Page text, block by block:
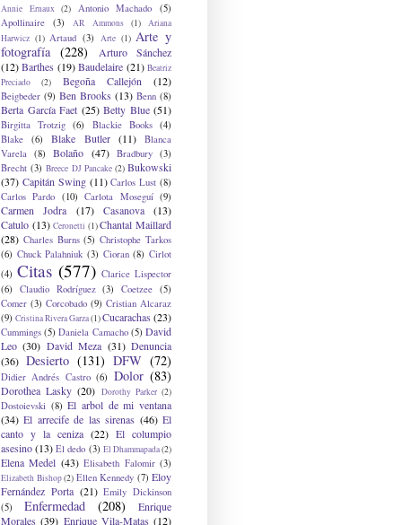
Annie Ernaux (2) Antonio Machado
(5)
Apollinaire
(3) AR Ammons (1)
Ariana
Harwicz (1) Artaud (3) Arte (1) Arte y
fotografía (228)
Arturo Sánchez
(12) Barthes (19) Baudelaire (21) Beatriz
Preciado
(2) Begoña Callejón (12)
Beigbeder (9) Ben Brooks (13) Benn (8)
Berta García Faet (25) Betty Blue (51)
Birgitta Trotzig (6) Blackie Books (4)
Blake
(6) Blake Butler (11)
Blanca
Varela
(8) Bolaño (47) Bradbury (3)
Brecht (3) Breece DJ Pancake (2) Bukowski
(37) Capitán Swing (11) Carlos Lust (8)
Carlos Pardo (10) Carlota Moseguí (9)
Carmen Jodra (17) Casanova
(13)
Catulo (13) Ceronetti (1) Chantal Maillard
(28) Charles Burns (5) Christophe Tarkos
(6) Chuck Palahniuk (3) Cioran (8) Cirlot
(4) Citas (577) Clarice Lispector
(6)
Claudio Rodríguez (3) Coetzee (5)
Comer (3) Corcobado (9) Cristian Alcaraz
(9) Cristina Rivera Garza(1)Cucarachas (23)
Cummings (5) Daniela Camacho (5) David
Leo (30) David Meza (31) Denuncia
(36) Desierto (131) DFW (72)
Didier Andrés Castro (6) Dolor (83)
Dorothea Lasky (20) Dorothy Parker (2)
Dostoievski (8) El arbol de mi ventana
(34) El arrecife de las sirenas (46) El
canto y la ceniza (22) El columpio
asesino(13) El dedo (3) El Dhammapada(2)
Elena Medel (43) Elisabeth Falomir (3)
Elizabeth Bishop(2) Ellen Kennedy (7) Eloy
Fernández Porta (21) Emily Dickinson
(5)
Enfermedad (208)
Enrique
Morales (39) Enrique Vila-Matas (12)